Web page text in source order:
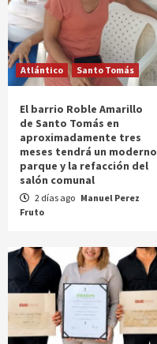
Atlántico Santo Tomás
El barrio Roble Amarillo
de Santo Tomás en
aproximadamente tres
meses tendrá un moderno
parque y la refacción del
salón comunal
2 días ago Manuel Perez
Fruto